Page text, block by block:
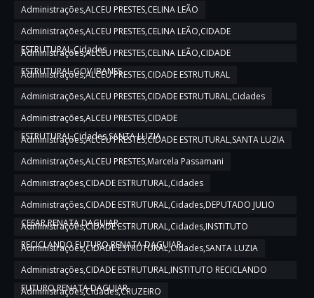
Administrações,ALCEU PRESTES,CELINA LEÃO
Administrações,ALCEU PRESTES,CELINA LEÃO,CIDADE
ESTRUTURAL,Cidades
Administrações,ALCEU PRESTES,CELINA LEÃO,CIDADE
ESTRUTURAL,GOV IBANES
Administrações,ALCEU PRESTES,CIDADE ESTRUTURAL
Administrações,ALCEU PRESTES,CIDADE ESTRUTURAL,Cidades
Administrações,ALCEU PRESTES,CIDADE
ESTRUTURAL,Cidades,SANTA LUZIA
Administrações,ALCEU PRESTES,CIDADE ESTRUTURAL,SANTA LUZIA
Administrações,ALCEU PRESTES,Marcela Passamani
Administrações,CIDADE ESTRUTURAL,Cidades
Administrações,CIDADE ESTRUTURAL,Cidades,DEPUTADO JULIO
CESAR,RENATA DAGUIAR
Administrações,CIDADE ESTRUTURAL,Cidades,INSTITUTO
RECICLANDO FUTURO,RENATA DAGUIAR
Administrações,CIDADE ESTRUTURAL,Cidades,SANTA LUZIA
Administrações,CIDADE ESTRUTURAL,INSTITUTO RECICLANDO
FUTURO,RENATA DAGUIAR
Administrações,Cidades,CRUZEIRO